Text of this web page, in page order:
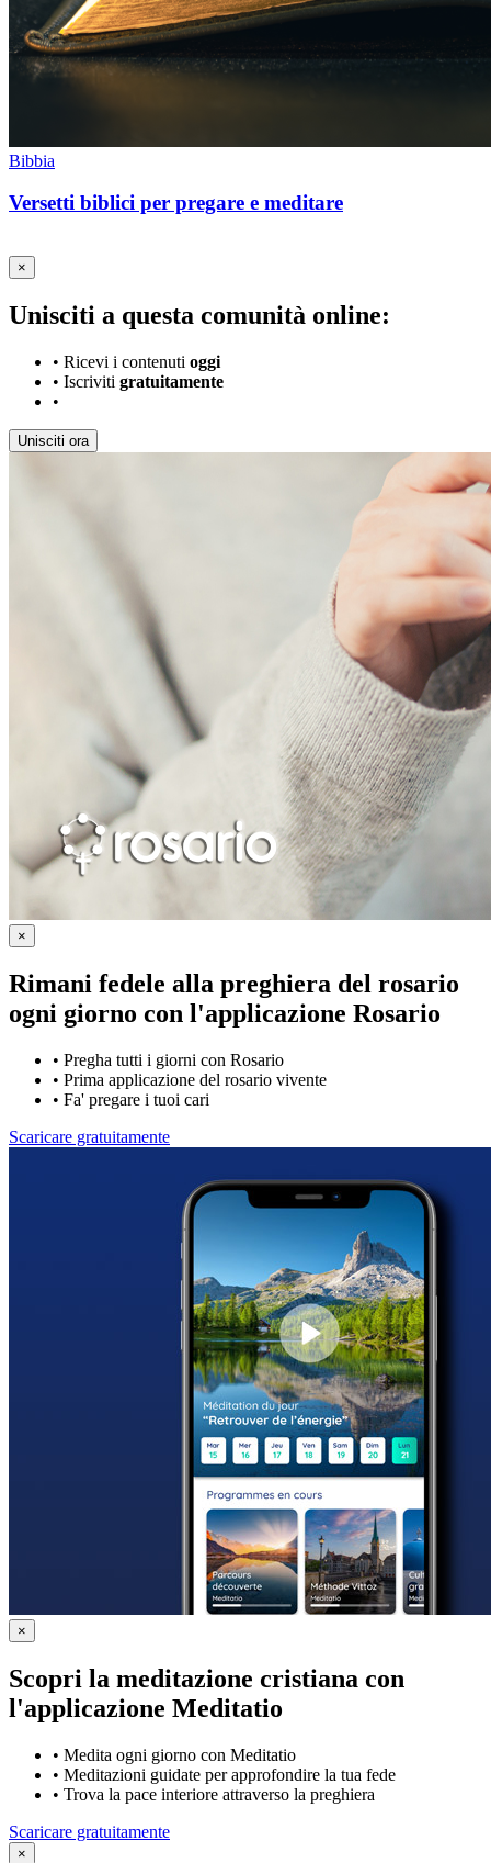
Bibbia
Versetti biblici per pregare e meditare
×
Unisciti a questa comunità online:
• Ricevi i contenuti oggi
• Iscriviti gratuitamente
•
Unisciti ora
×
Rimani fedele alla preghiera del rosario
ogni giorno con l'applicazione Rosario
• Pregha tutti i giorni con Rosario
• Prima applicazione del rosario vivente
• Fa' pregare i tuoi cari
Scaricare gratuitamente
×
Scopri la meditazione cristiana con
l'applicazione Meditatio
• Medita ogni giorno con Meditatio
• Meditazioni guidate per approfondire la tua fede
• Trova la pace interiore attraverso la preghiera
Scaricare gratuitamente
×